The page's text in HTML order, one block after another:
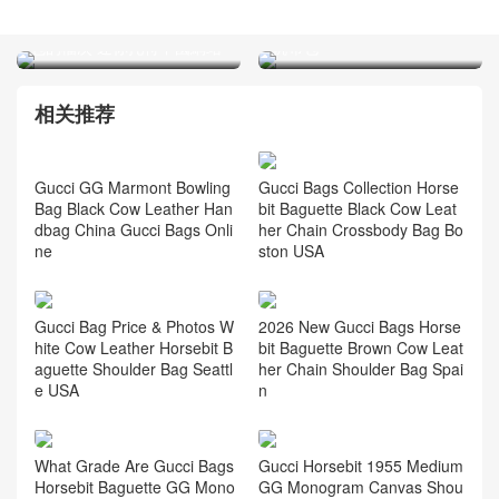
相关推荐
Gucci GG Marmont Bowling
Bag Black Cow Leather Han
ne
Gucci Bags Collection Horse
bit Baguette Black Cow Leat
her Chain Crossbody Bag Bo
ston USA